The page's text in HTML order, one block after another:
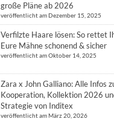
große Pläne ab 2026
veröffentlicht am Dezember 15, 2025
Verfilzte Haare lösen: So rettet
Eure Mähne schonend & sicher
veröffentlicht am Oktober 14, 2025
Zara x John Galliano: Alle Infos
Kooperation, Kollektion 2026
Strategie von Inditex
veröffentlicht am März 20, 2026